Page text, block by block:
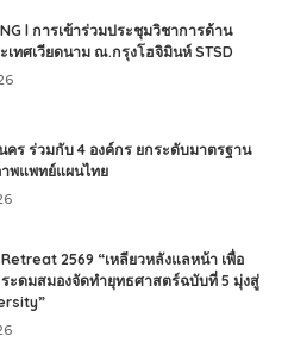
l การเข้าร่วมประชุมวิชาการด้าน
ทศเวียดนาม ณ.กรุงโฮจิมินห์ STSD
คร ร่วมกับ 4 องค์กร ยกระดับมาตรฐาน
แพทย์แผนไทย
2569 “เหลียวหลังแลหน้า เพื่อ
ะดมสมองจัดทำยุทธศาสตร์ฉบับที่ 5 มุ่งสู่